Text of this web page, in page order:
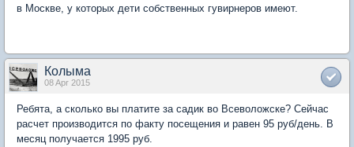
в Москве, у которых дети собственных гувирнеров имеют.
Колыма
08 Apr 2015
Ребята, а сколько вы платите за садик во Всеволожске? Сейчас
расчет производится по факту посещения и равен 95 руб/день. В
месяц получается 1995 руб.